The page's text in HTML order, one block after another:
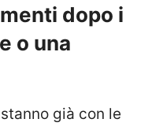
dopo i
o una
già con le